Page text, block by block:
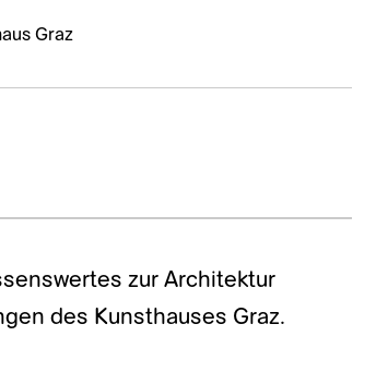
Graz
zur Architektur
des Kunsthauses Graz.